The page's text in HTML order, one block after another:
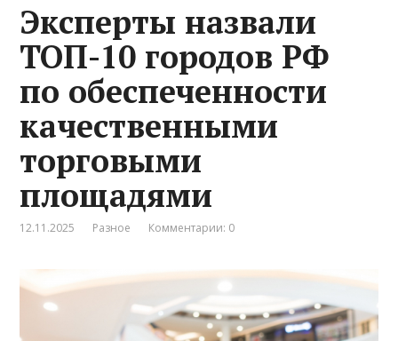
Эксперты назвали
ТОП-10 городов РФ
по обеспеченности
качественными
торговыми
площадями
12.11.2025 Разное Комментарии: 0